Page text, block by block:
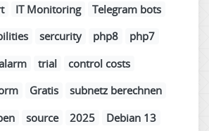
IT Monitoring
Telegram bots
sercurity php8
php7
trial
control costs
Gratis
subnetz berechnen
source 2025
Debian 13